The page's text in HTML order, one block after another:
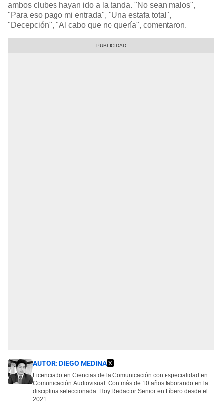
ambos clubes hayan ido a la tanda. "No sean malos",
"Para eso pago mi entrada", "Una estafa total",
"Decepción", "Al cabo que no quería", comentaron.
AUTOR: DIEGO MEDINA
Licenciado en Ciencias de la Comunicación con especialidad en
Comunicación Audiovisual. Con más de 10 años laborando en la
disciplina seleccionada. Hoy Redactor Senior en Líbero desde el
2021.